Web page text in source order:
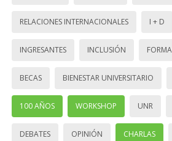
RELACIONES INTERNACIONALES I + D
INGRESANTES INCLUSIÓN
BECAS BIENESTAR UNIVERSITARIO
100 AÑOS WORKSHOP UNR
DEBATES OPINIÓN CHARLAS